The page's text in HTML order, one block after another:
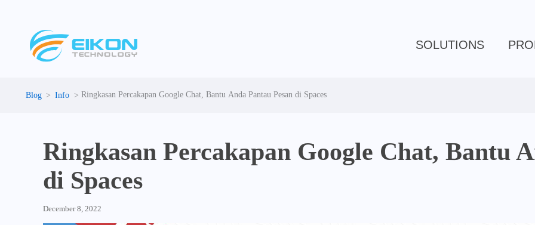
SOLUTIONS
Info Ringkasan Percakapan Google Chat, Bantu Anda Pantau Pesan di Spaces
Ringkasan Percakapan Google Chat, Bantu
di Spaces
December 8, 2022